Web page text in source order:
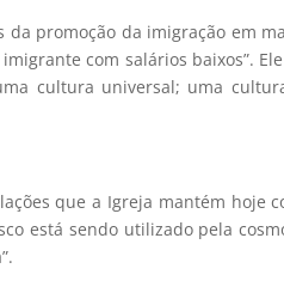
promoção da imigração em
com salários baixos”.
cultura universal; uma
que a Igreja mantém hoje
está sendo utilizado pela